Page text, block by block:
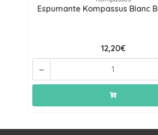
Espumante Kompassus Blanc
12,20€
-